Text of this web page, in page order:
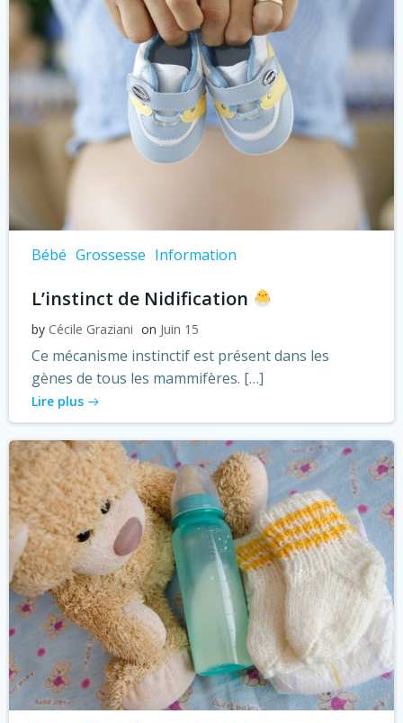
Bébé Grossesse Information
L’instinct de Nidification
by Cécile Graziani on Juin 15
Ce mécanisme instinctif est présent dans les
gènes de tous les mammifères. […]
Lire plus